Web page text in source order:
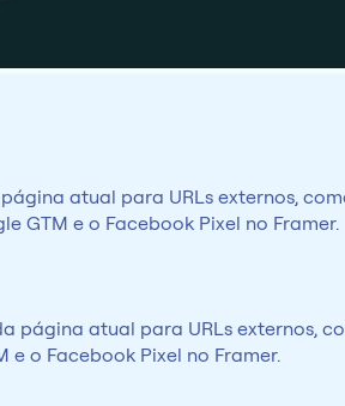
atual para URLs externos,
GTM e o Facebook Pixel no Framer.
atual para URLs externos,
o Facebook Pixel no Framer.